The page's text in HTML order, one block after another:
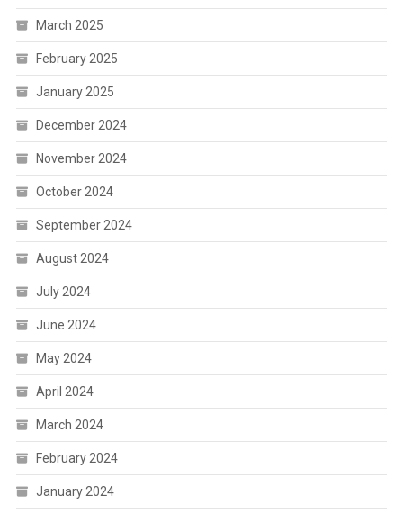
March 2025
February 2025
January 2025
December 2024
November 2024
October 2024
September 2024
August 2024
July 2024
June 2024
May 2024
April 2024
March 2024
February 2024
January 2024